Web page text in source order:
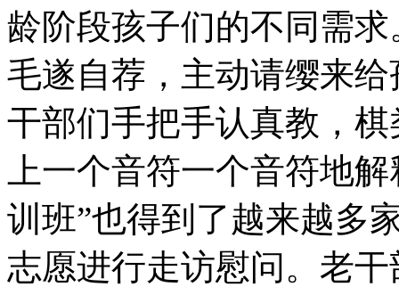
龄阶段孩子们的不同需
毛遂自荐，主动请缨来
干部们手把手认真教，
上一个音符一个音符地
训班”也得到了越来越多
志愿进行走访慰问。老